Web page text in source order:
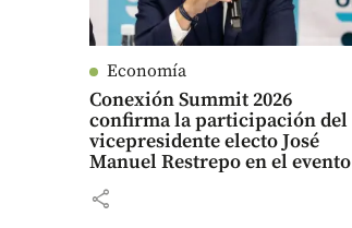
Economía
Conexión Summit 2026
confirma la participación del
vicepresidente electo José
Manuel Restrepo en el evento
share